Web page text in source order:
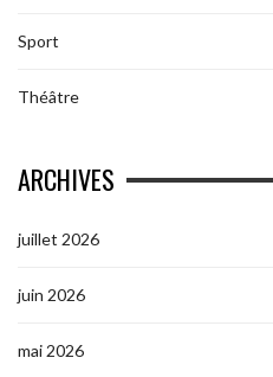
Sport
Théâtre
ARCHIVES
juillet 2026
juin 2026
mai 2026